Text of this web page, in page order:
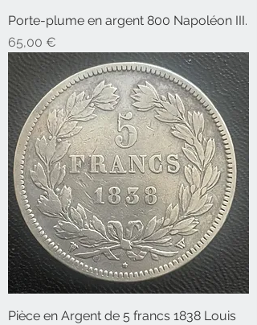
Porte-plume en argent 800 Napoléon III.
Prix
65,00 €
Pièce en Argent de 5 francs 1838 Louis